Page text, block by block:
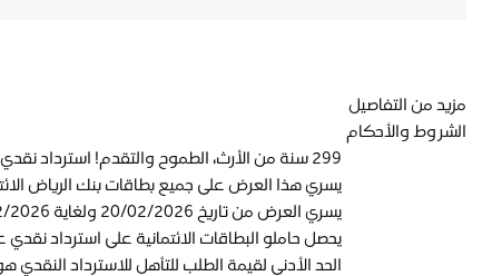
مزيد من التفاصيل
الشروط والأحكام
299 سنة من الأرث، الطموح والتقدم! استرداد نقدي بقيمة 29.9 ريال سعودي مع بطاقتك الائتمانية من بنك الرياض في يوم التأسيس السعودي.
يسري هذا العرض على جميع بطاقات بنك الرياض
يسري العرض من تاريخ 20/02/2026 ولغاية 22/02/2026.
يحصل حاملو البطاقات الائتمانية على استرداد
الحد الأدنى لقيمة الطلب للتأهل للاسترداد النقدي هو 95 ريال